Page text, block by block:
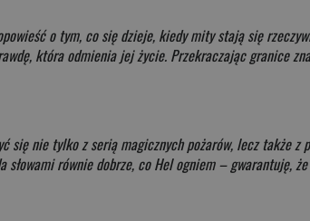
o tym, co się dzieje, kiedy mity stają się
która odmienia jej życie. Przekraczając granice
się nie tylko z serią magicznych pożarów, lecz także
słowami równie dobrze, co Hel ogniem – gwarantuję,